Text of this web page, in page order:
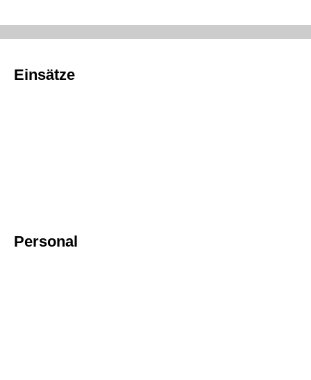
Einsätze
Personal